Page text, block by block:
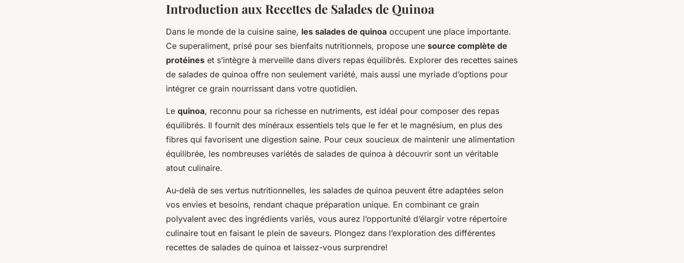
Introduction aux Recettes de Salades de Quinoa
Dans le monde de la cuisine saine, les salades de quinoa occupent une place importante.
Ce superaliment, prisé pour ses bienfaits nutritionnels, propose une source complète de
protéines et s’intègre à merveille dans divers repas équilibrés. Explorer des recettes saines
de salades de quinoa offre non seulement variété, mais aussi une myriade d’options pour
intégrer ce grain nourrissant dans votre quotidien.
Le quinoa, reconnu pour sa richesse en nutriments, est idéal pour composer des repas
équilibrés. Il fournit des minéraux essentiels tels que le fer et le magnésium, en plus des
fibres qui favorisent une digestion saine. Pour ceux soucieux de maintenir une alimentation
équilibrée, les nombreuses variétés de salades de quinoa à découvrir sont un véritable
atout culinaire.
Au-delà de ses vertus nutritionnelles, les salades de quinoa peuvent être adaptées selon
vos envies et besoins, rendant chaque préparation unique. En combinant ce grain
polyvalent avec des ingrédients variés, vous aurez l’opportunité d’élargir votre répertoire
culinaire tout en faisant le plein de saveurs. Plongez dans l’exploration des différentes
recettes de salades de quinoa et laissez-vous surprendre!